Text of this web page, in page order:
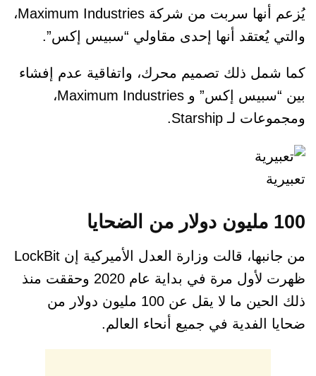
يُزعم أنها سربت من شركة Maximum Industries،
والتي يُعتقد أنها إحدى مقاولي “سبيس إكس”.
كما شمل ذلك تصميم محرك، واتفاقية عدم إفشاء
بين “سبيس إكس” و Maximum Industries،
ومجموعات لـ Starship.
تعبيرية
100 مليون دولار من الضحايا
من جانبها، قالت وزارة العدل الأميركية إن LockBit
ظهرت لأول مرة في بداية عام 2020 وحققت منذ
ذلك الحين ما لا يقل عن 100 مليون دولار من
ضحايا الفدية في جميع أنحاء العالم.